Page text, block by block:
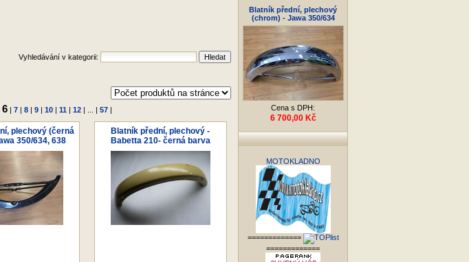
Vyhledávání v kategorii:
6| 7| 8| 9| 10| 11| 12| ... | 57|
plechový (černá
350/634, 638
Blatník přední, plechový -
Babetta 210- černá barva
Blatník přední, plechový
(chrom) - Jawa 350/634
Cena s DPH:
6 700,00 Kč
MOTOKLADNO
=============
=============